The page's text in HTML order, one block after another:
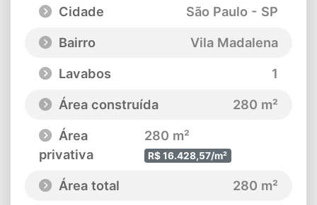
Cidade
São Paulo - SP
Bairro
Vila Madalena
Lavabos
1
Área construída
280 m²
Área
privativa
280 m²
R$ 16.428,57/m²
Área total 280 m²